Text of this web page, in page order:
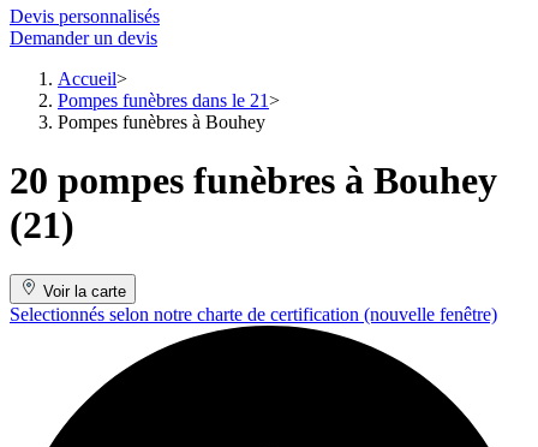
Devis personnalisés
Demander un devis
Accueil
Pompes funèbres dans le 21
Pompes funèbres à Bouhey
20 pompes funèbres à Bouhey
(21)
Voir la carte
Selectionnés selon notre charte de certification (nouvelle fenêtre)